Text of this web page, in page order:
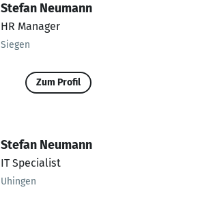
Stefan Neumann
HR Manager
Siegen
Zum Profil
Stefan Neumann
IT Specialist
Uhingen